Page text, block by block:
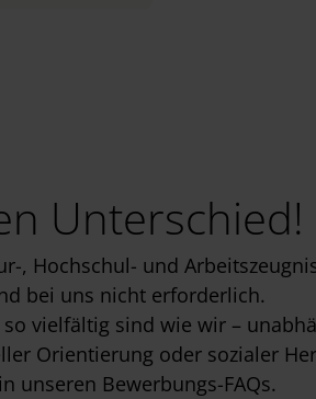
Unterschied!
, Hochschul- und
bei uns nicht erforderlich.
vielfältig sind wie wir –
Orientierung oder sozialer
unseren Bewerbungs-FAQs.